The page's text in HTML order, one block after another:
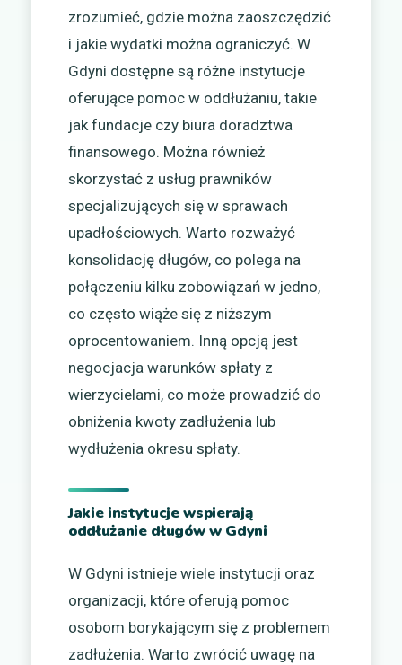
zrozumieć, gdzie można zaoszczędzić
i jakie wydatki można ograniczyć. W
Gdyni dostępne są różne instytucje
oferujące pomoc w oddłużaniu, takie
jak fundacje czy biura doradztwa
finansowego. Można również
skorzystać z usług prawników
specjalizujących się w sprawach
upadłościowych. Warto rozważyć
konsolidację długów, co polega na
połączeniu kilku zobowiązań w jedno,
co często wiąże się z niższym
oprocentowaniem. Inną opcją jest
negocjacja warunków spłaty z
wierzycielami, co może prowadzić do
obniżenia kwoty zadłużenia lub
wydłużenia okresu spłaty.
Jakie instytucje wspierają
oddłużanie długów w Gdyni
W Gdyni istnieje wiele instytucji oraz
organizacji, które oferują pomoc
osobom borykającym się z problemem
zadłużenia. Warto zwrócić uwagę na